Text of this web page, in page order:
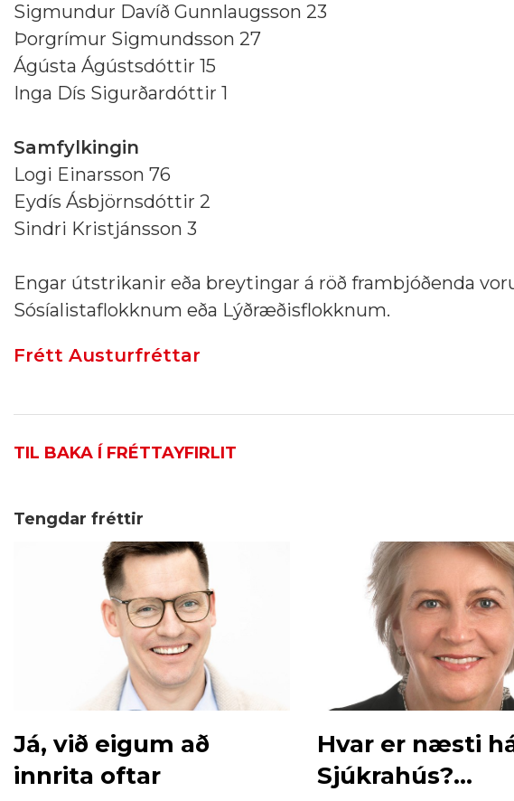
Sigmundur Davíð Gunnlaugsson 23
Þorgrímur Sigmundsson 27
Ágústa Ágústsdóttir 15
Inga Dís Sigurðardóttir 1
Samfylkingin
Logi Einarsson 76
Eydís Ásbjörnsdóttir 2
Sindri Kristjánsson 3
Engar útstrikanir eða breytingar á röð frambjóðenda
Sósíalistaflokknum eða Lýðræðisflokknum.
Frétt Austurfréttar
TIL BAKA Í FRÉTTAYFIRLIT
Tengdar fréttir
Já, við eigum að
innrita oftar
Hvar er næsti
Sjúkrahús?